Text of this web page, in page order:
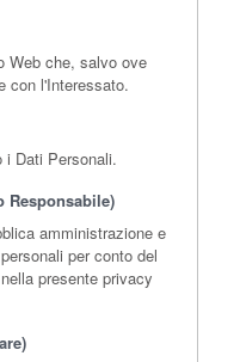
Web che, salvo ove
con l'Interessato.
i Dati Personali.
Responsabile)
amministrazione e
per conto del
presente privacy